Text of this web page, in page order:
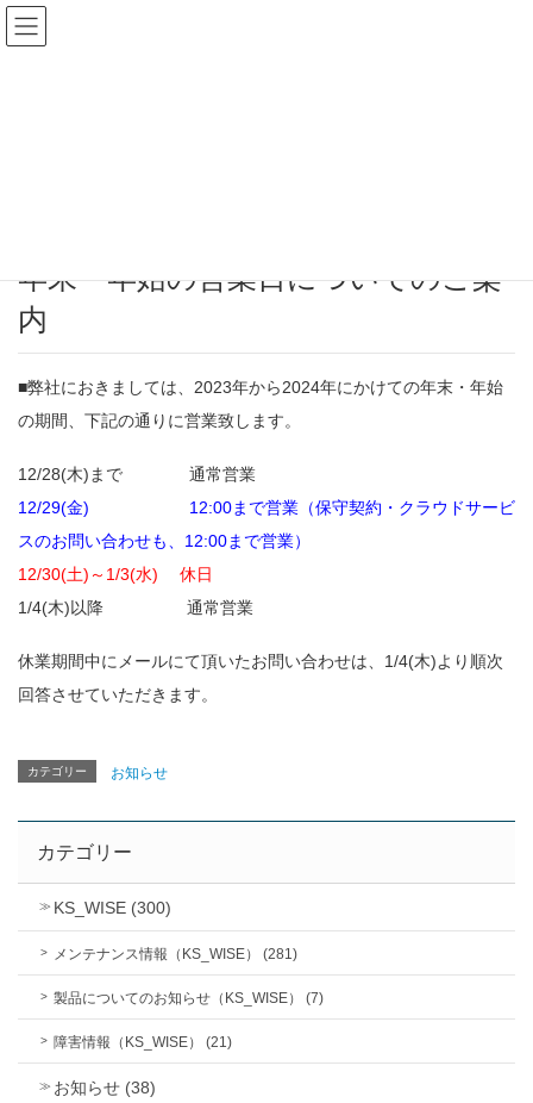
年末・年始の営業日についてのご案
内
■弊社におきましては、2023年から2024年にかけての年末・年始
の期間、下記の通りに営業致します。
12/28(木)まで 通常営業
12/29(金) 12:00まで営業（保守契約・クラウドサービ
スのお問い合わせも、12:00まで営業）
12/30(土)～1/3(水) 休日
1/4(木)以降 通常営業
休業期間中にメールにて頂いたお問い合わせは、1/4(木)より順次
回答させていただきます。
カテゴリー お知らせ
カテゴリー
KS_WISE (300)
メンテナンス情報（KS_WISE） (281)
製品についてのお知らせ（KS_WISE） (7)
障害情報（KS_WISE） (21)
お知らせ (38)